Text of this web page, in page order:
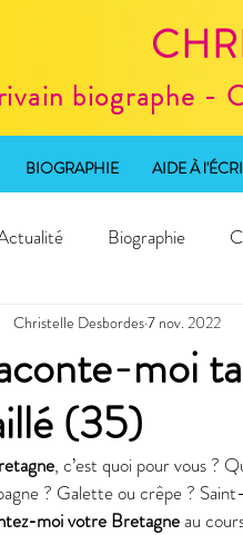
biographe -
BIOGRAPHIE AIDE À
Biographie
SEO Atelier d'écriture
moi
(35)
Christelle Desbordes7 nov. 2022
, c’est quoi pour vous ?
? Galette ou crêpe ?
moi votre Bretagne au